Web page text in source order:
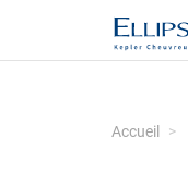
Accueil